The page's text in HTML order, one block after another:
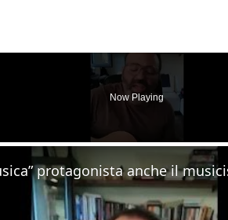
Now Playing